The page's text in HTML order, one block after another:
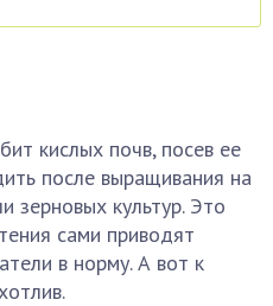
кислых почв, посев ее
после выращивания на
зерновых культур. Это
сами приводят
в норму. А вот к